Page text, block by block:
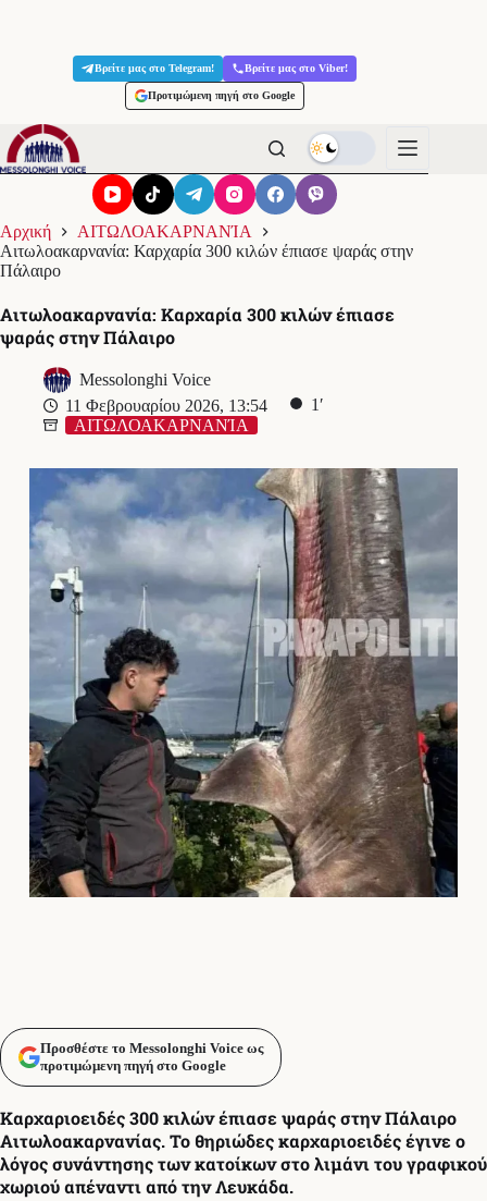
Βρείτε μας στο Telegram! Βρείτε μας στο Viber!
Προτιμώμενη πηγή στο Google
Αρχική
ΑΙΤΩΛΟΑΚΑΡΝΑΝΊΑ
Αιτωλοακαρνανία: Καρχαρία 300 κιλών έπιασε ψαράς στην
Πάλαιρο
Αιτωλοακαρνανία: Καρχαρία 300 κιλών έπιασε
ψαράς στην Πάλαιρο
Messolonghi Voice
11 Φεβρουαρίου 2026, 13:54
1′
ΑΙΤΩΛΟΑΚΑΡΝΑΝΊΑ
Προσθέστε το Messolonghi Voice ως
προτιμώμενη πηγή στο Google
Καρχαριοειδές 300 κιλών έπιασε ψαράς στην Πάλαιρο
Αιτωλοακαρνανίας. Το θηριώδες καρχαριοειδές έγινε ο
λόγος συνάντησης των κατοίκων στο λιμάνι του γραφικού
χωριού απέναντι από την Λευκάδα.